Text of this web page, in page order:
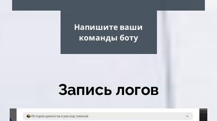
Напишите ваши
команды боту
Запись логов